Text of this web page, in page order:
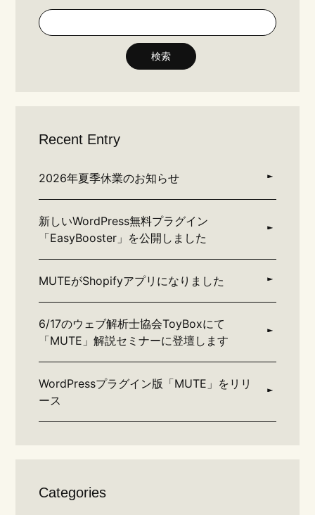
検索
Recent Entry
2026年夏季休業のお知らせ
新しいWordPress無料プラグイン
「EasyBooster」を公開しました
MUTEがShopifyアプリになりました
6/17のウェブ解析士協会ToyBoxにて
「MUTE」解説セミナーに登壇します
WordPressプラグイン版「MUTE」をリリ
ース
Categories